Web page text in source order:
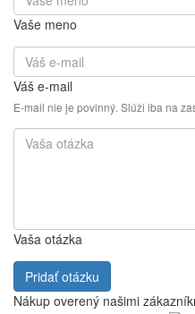
Vaše meno
Váš e-mail
E-mail nie je povinný. Slúži iba na
Vaša otázka
Pridať otázku
Nákup overený našimi